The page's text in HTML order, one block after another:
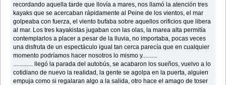
recordando aquella tarde que llovía a mares, nos llamó la atención tres
kayaks que se acercaban rápidamente al Peine de los vientos, el mar
golpeaba con fuerza, el viento bufaba sobre aquellos orificios que libera
al mar. Los tres kayakistas jugaban con las olas, la marea alta permitía
contemplarlos a placer a pesar de la lluvia, no importaba, pocas veces
una disfruta de un espectáculo igual tan cerca parecía que en cualquier
momento podríamos hacer nosotros lo mismo y..........
............. llegó la parada del autobús, se acabaron los sueños, vuelvo a lo
cotidiano de nuevo la realidad, la gente se agolpa en la puerta, alguien
empuja como si regalaran algo a la salida, otro hace el amago de toser